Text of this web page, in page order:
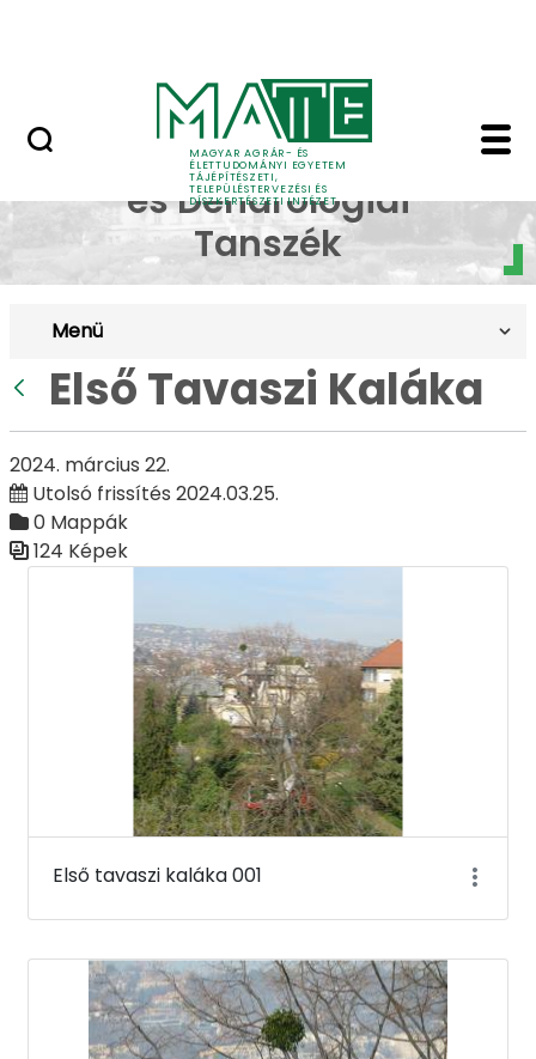
MAGYAR AGRÁR- ÉS
ÉLETTUDOMÁNYI EGYETEM
TÁJÉPÍTÉSZETI,
TELEPÜLÉSTERVEZÉSI ÉS
DÍSZKERTÉSZETI INTÉZET
Első Tavaszi Kaláka
Dísznövénytermesztési
és Dendrológiai
Tanszék
Menü
Első Tavaszi Kaláka
2024. március 22.
Utolsó frissítés 2024.03.25.
0 Mappák
124 Képek
Első tavaszi kaláka 001